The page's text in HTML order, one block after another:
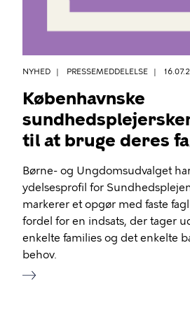
NYHED PRESSEMEDDELELSE
Københavnske
til at bruge deres
Børne- og Ungdomsudvalget
ydelsesprofil for
markerer et opgør med faste
fordel for en indsats, der tager
enkelte families og det enkelte
behov.